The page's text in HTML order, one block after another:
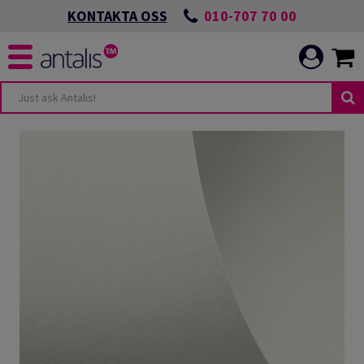
KONTAKTA OSS 010-707 70 00